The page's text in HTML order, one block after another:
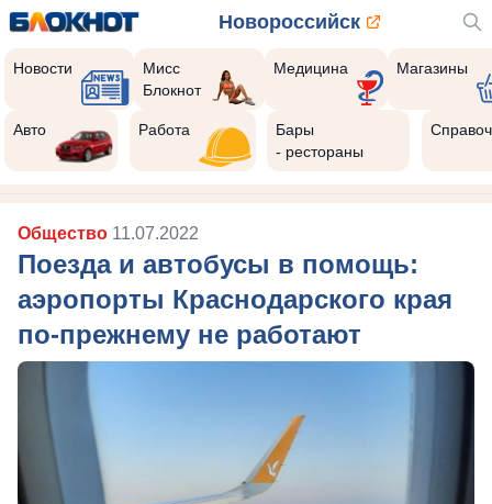
Новороссийск
Новости
Мисс
Блокнот
Медицина Магазины
Авто Работа
Бары
- рестораны
Общество 11.07.2022
Поезда и автобусы в помощь:
аэропорты Краснодарского края
по-прежнему не работают